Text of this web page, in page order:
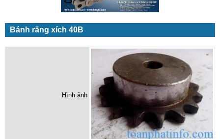
Bánh răng xích 40B
Hình ảnh